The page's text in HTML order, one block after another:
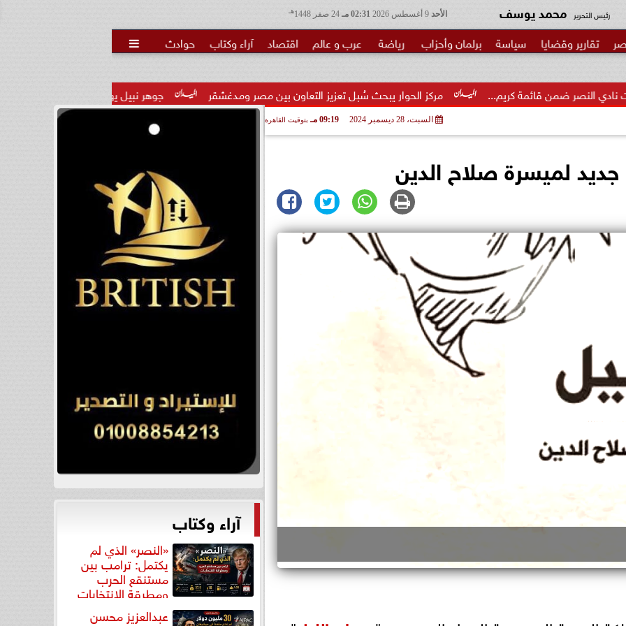
الأحد 02:31 مـ هـ رئيس التحرير محمد يوسف
تقارير وقضايا سياسة برلمان وأحزاب رياضة عرب و عالم اقتصاد آراء وكتاب حوادث 
جوهر نبيل يهنئ لاعبي المنتخب القومي لألعاب القوي مركز الحوار يبحث سُبل تعزيز التعاون بين مصر ومدغشقر قائمة كريم...
السبت، 28 ديسمبر 2024 09:19 مـ بتوقيت القاهرة
لميسرة صلاح الدين
آراء وكتاب
«النصر» الذي لم
يكتمل: ترامب بين
مستنقع الحرب
ومطرقة الانتخابات
عبدالعزيز محسن